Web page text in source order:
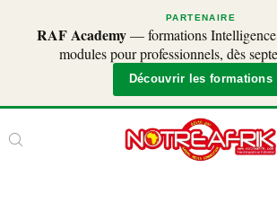
PARTENAIRE
RAF Academy— formations
modules pour professionnels, dès
Découvrir les formations